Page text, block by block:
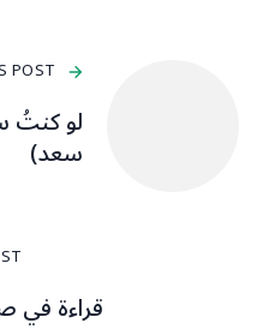
POST
لو كنتُ
سعد)
قراءة في